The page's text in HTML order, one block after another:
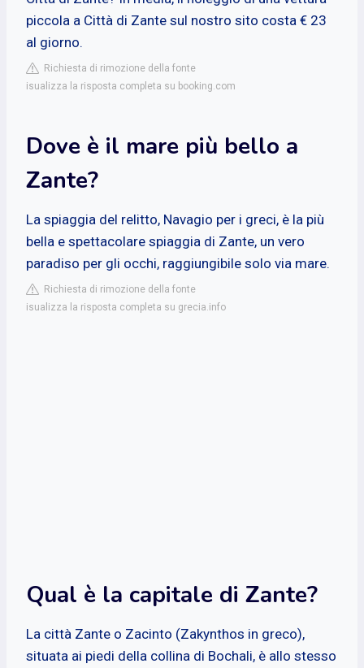
piccola a Città di Zante sul nostro sito costa € 23
al giorno.
Richiesta di rimozione della fonte
isualizza la risposta completa su booking.com
Dove è il mare più bello a
Zante?
La spiaggia del relitto, Navagio per i greci, è la più
bella e spettacolare spiaggia di Zante, un vero
paradiso per gli occhi, raggiungibile solo via mare.
Richiesta di rimozione della fonte
isualizza la risposta completa su grecia.info
Qual è la capitale di Zante?
La città Zante o Zacinto (Zakynthos in greco),
situata ai piedi della collina di Bochali, è allo stesso